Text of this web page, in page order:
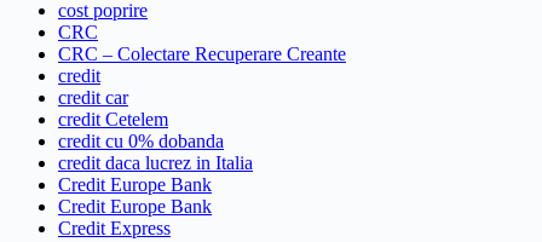
cost poprire
CRC
CRC – Colectare Recuperare Creante
credit
credit car
credit Cetelem
credit cu 0% dobanda
credit daca lucrez in Italia
Credit Europe Bank
Credit Europe Bank
Credit Express